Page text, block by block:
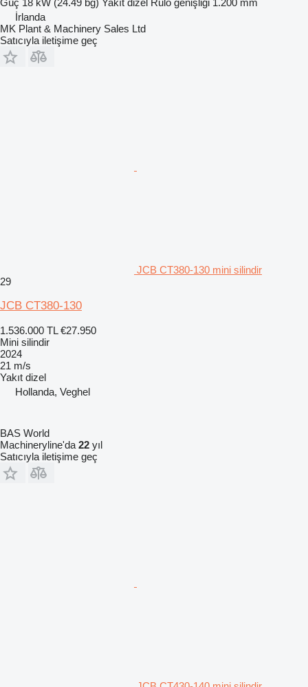
İrlanda
MK Plant & Machinery Sales Ltd
Satıcıyla iletişime geç
JCB CT380-130 mini silindir
29
JCB CT380-130
1.536.000 TL €27.950
Mini silindir
2024
21 m/s
Yakıt dizel
Hollanda, Veghel
BAS World
Machineryline'da 22 yıl
Satıcıyla iletişime geç